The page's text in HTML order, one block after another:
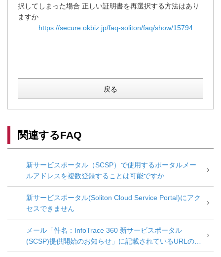
択してしまった場合 正しい証明書を再選択する方法はあり
ますか
https://secure.okbiz.jp/faq-soliton/faq/show/15794
戻る
関連するFAQ
新サービスポータル（SCSP）で使用するポータルメー
ルアドレスを複数登録することは可能ですか
新サービスポータル(Soliton Cloud Service Portal)にアク
セスできません
メール「件名：InfoTrace 360 新サービスポータル
(SCSP)提供開始のお知らせ」に記載されているURLの期
限が切れアクセスできない